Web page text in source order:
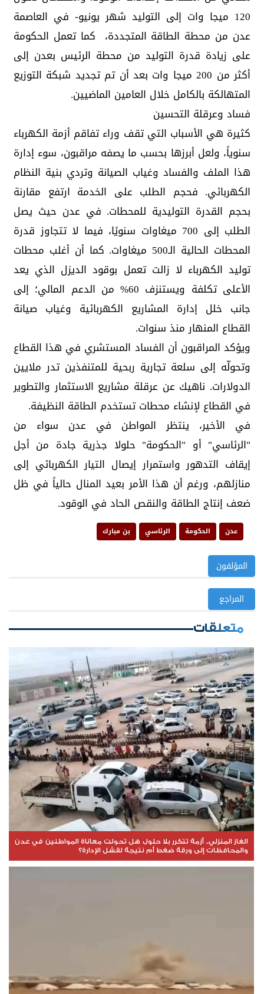
120 ميجا وات إلى التوليد شهر يونيو- في العاصمة
عدن من محطة الطاقة المتجددة، كما تعمل الحكومة
على زيادة قدرة التوليد من محطة الرئيس بعدن إلى
أكثر من 200 ميجا وات بعد أن تم تجديد شبكة التوزيع
المتهالكة بالكامل خلال العامين الماضيين.
فساد وعرقلة التحسين
كثيرة هي الأسباب التي تقف وراء تفاقم أزمة الكهرباء
سنوياً، ولعل أبرزها بحسب ما يصفه مراقبون، سوء إدارة
هذا الملف والفساد وغياب الصيانة وتردي بنية النظام
الكهربائي. فحجم الطلب على الخدمة ارتفع مقارنة
بحجم القدرة التوليدية للمحطات. في عدن حيث يصل
الطلب إلى 700 ميغاوات سنويًا، فيما لا تتجاوز قدرة
المحطات الحالية الـ500 ميغاوات. كما أن أغلب محطات
توليد الكهرباء لا زالت تعمل بوقود الديزل الذي يعد
الأعلى تكلفة ويستنزف 60% من الدعم المالي؛ إلى
جانب خلل إدارة المشاريع الكهربائية وغياب صيانة
القطاع المنهار منذ سنوات.
ويؤكد المراقبون أن الفساد المستشري في هذا القطاع
وتحولّه إلى سلعة تجارية ربحية للمتنفذين تدر ملايين
الدولارات. ناهيك عن عرقلة مشاريع الاستثمار والتطوير
في القطاع لإنشاء محطات تستخدم الطاقة النظيفة.
في الأخير، ينتظر المواطن في عدن سواء من
"الرئاسي" أو "الحكومة" حلولا جذرية جادة من أجل
إيقاف التدهور واستمرار إيصال التيار الكهربائي إلى
منازلهم، ورغم أن هذا الأمر بعيد المنال حالياً في ظل
ضعف إنتاج الطاقة والنقص الحاد في الوقود.
عدن الحكومة الرئاسي بن مبارك
المؤلفون
المراجع
متعلقات
الغاز المنزلي.. أزمة تتكرر بلا حلول هل تحولت معاناة المواطنين في عدن
والمحافظات إلى ورقة ضغط أم نتيجة لفشل الإدارة؟